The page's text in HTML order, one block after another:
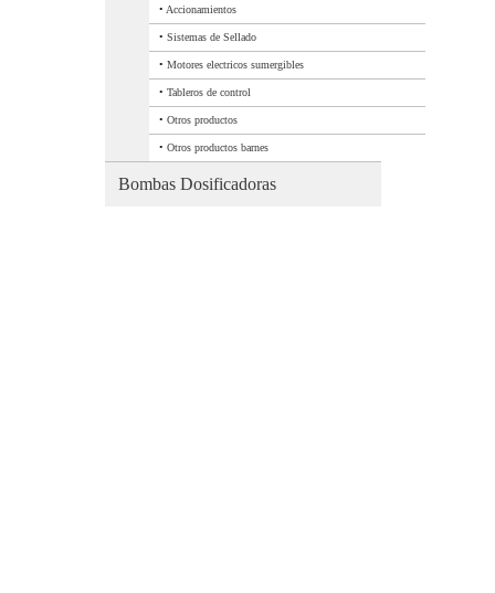
• Accionamientos
• Sistemas de Sellado
• Motores electricos sumergibles
• Tableros de control
• Otros productos
• Otros productos barnes
Bombas Dosificadoras